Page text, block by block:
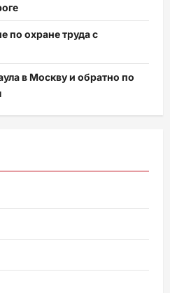
по охране труда с
в Москву и обратно по